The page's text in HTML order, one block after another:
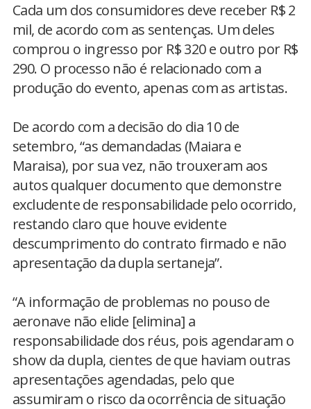
Cada um dos consumidores deve receber R$ 2
mil, de acordo com as sentenças. Um deles
comprou o ingresso por R$ 320 e outro por R$
290. O processo não é relacionado com a
produção do evento, apenas com as artistas.
De acordo com a decisão do dia 10 de
setembro, “as demandadas (Maiara e
Maraisa), por sua vez, não trouxeram aos
autos qualquer documento que demonstre
excludente de responsabilidade pelo ocorrido,
restando claro que houve evidente
descumprimento do contrato firmado e não
apresentação da dupla sertaneja”.
“A informação de problemas no pouso de
aeronave não elide [elimina] a
responsabilidade dos réus, pois agendaram o
show da dupla, cientes de que haviam outras
apresentações agendadas, pelo que
assumiram o risco da ocorrência de situação